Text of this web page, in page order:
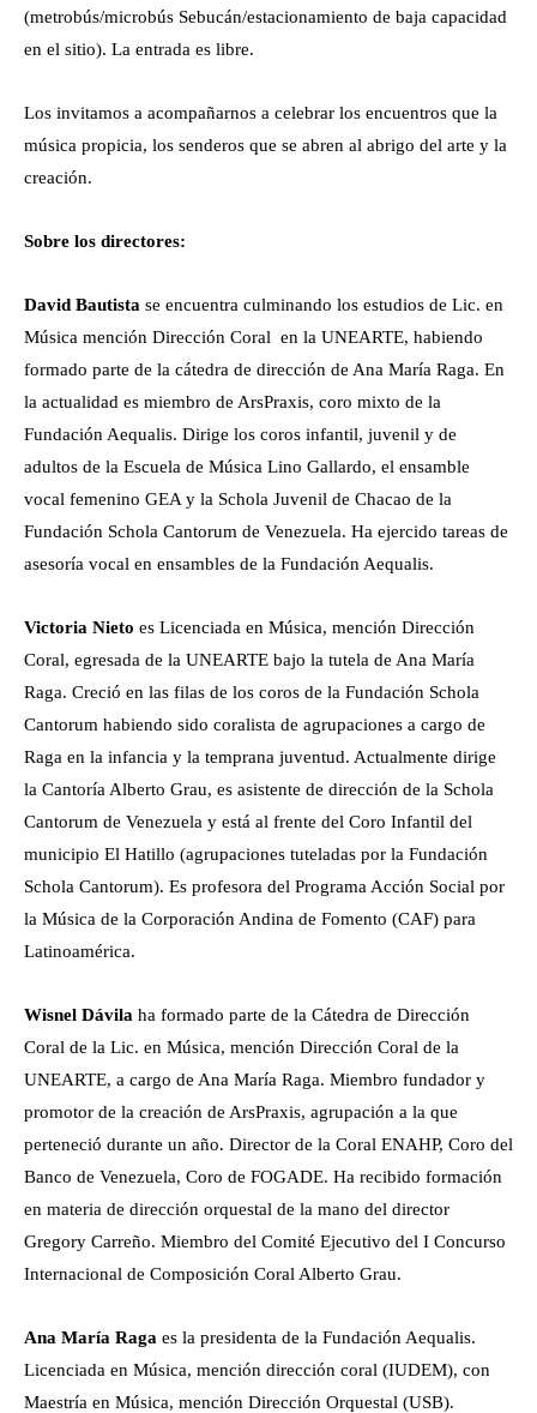
(metrobús/microbús Sebucán/estacionamiento de baja capacidad
en el sitio). La entrada es libre.
Los invitamos a acompañarnos a celebrar los encuentros que la
música propicia, los senderos que se abren al abrigo del arte y la
creación.
Sobre los directores:
David Bautista se encuentra culminando los estudios de Lic. en
Música mención Dirección Coral en la UNEARTE, habiendo
formado parte de la cátedra de dirección de Ana María Raga. En
la actualidad es miembro de ArsPraxis, coro mixto de la
Fundación Aequalis. Dirige los coros infantil, juvenil y de
adultos de la Escuela de Música Lino Gallardo, el ensamble
vocal femenino GEA y la Schola Juvenil de Chacao de la
Fundación Schola Cantorum de Venezuela. Ha ejercido tareas de
asesoría vocal en ensambles de la Fundación Aequalis.
Victoria Nieto es Licenciada en Música, mención Dirección
Coral, egresada de la UNEARTE bajo la tutela de Ana María
Raga. Creció en las filas de los coros de la Fundación Schola
Cantorum habiendo sido coralista de agrupaciones a cargo de
Raga en la infancia y la temprana juventud. Actualmente dirige
la Cantoría Alberto Grau, es asistente de dirección de la Schola
Cantorum de Venezuela y está al frente del Coro Infantil del
municipio El Hatillo (agrupaciones tuteladas por la Fundación
Schola Cantorum). Es profesora del Programa Acción Social por
la Música de la Corporación Andina de Fomento (CAF) para
Latinoamérica.
Wisnel Dávila ha formado parte de la Cátedra de Dirección
Coral de la Lic. en Música, mención Dirección Coral de la
UNEARTE, a cargo de Ana María Raga. Miembro fundador y
promotor de la creación de ArsPraxis, agrupación a la que
perteneció durante un año. Director de la Coral ENAHP, Coro del
Banco de Venezuela, Coro de FOGADE. Ha recibido formación
en materia de dirección orquestal de la mano del director
Gregory Carreño. Miembro del Comité Ejecutivo del I Concurso
Internacional de Composición Coral Alberto Grau.
Ana María Raga es la presidenta de la Fundación Aequalis.
Licenciada en Música, mención dirección coral (IUDEM), con
Maestría en Música, mención Dirección Orquestal (USB).